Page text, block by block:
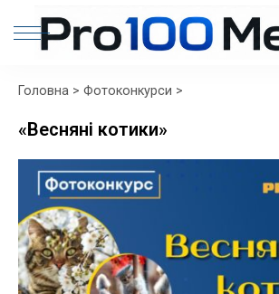
Головна > Фотоконкурси >
«Весняні котики»